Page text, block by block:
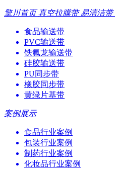
擎川首页 真空拉膜带 易清洁带
食品输送带
PVC输送带
铁氟龙输送带
硅胶输送带
PU同步带
橡胶同步带
黄绿片基带
案例展示
食品行业案例
包装行业案例
制药行业案例
化妆品行业案例